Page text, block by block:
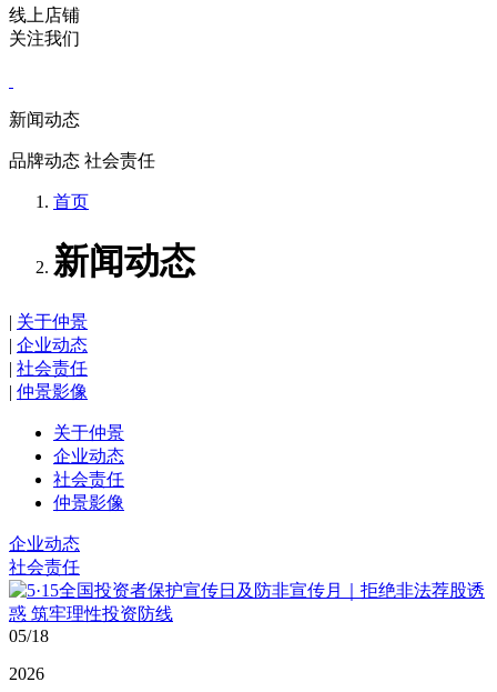
线上店铺
关注我们
新闻动态
品牌动态 社会责任
首页
新闻动态
| 关于仲景
| 企业动态
| 社会责任
| 仲景影像
关于仲景
企业动态
社会责任
仲景影像
企业动态
社会责任
05/18
2026